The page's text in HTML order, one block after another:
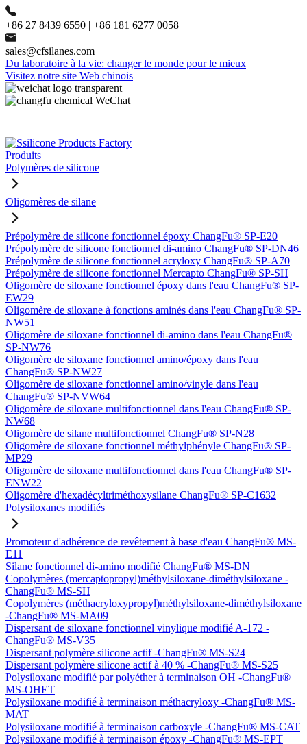
+86 27 8439 6550 | +86 181 6277 0058
sales@cfsilanes.com
Du laboratoire à la vie: changer le monde pour le mieux
Visitez notre site Web chinois
Produits
Polymères de silicone
Oligomères de silane
Prépolymère de silicone fonctionnel époxy ChangFu® SP-E20
Prépolymère de silicone fonctionnel di-amino ChangFu® SP-DN46
Prépolymère de silicone fonctionnel acryloxy ChangFu® SP-A70
Prépolymère de silicone fonctionnel Mercapto ChangFu® SP-SH
Oligomère de siloxane fonctionnel époxy dans l'eau ChangFu® SP-
EW29
Oligomère de siloxane à fonctions aminés dans l'eau ChangFu® SP-
NW51
Oligomère de siloxane fonctionnel di-amino dans l'eau ChangFu®
SP-NW76
Oligomère de siloxane fonctionnel amino/époxy dans l'eau
ChangFu® SP-NW27
Oligomère de siloxane fonctionnel amino/vinyle dans l'eau
ChangFu® SP-NVW64
Oligomère de siloxane multifonctionnel dans l'eau ChangFu® SP-
NW68
Oligomère de silane multifonctionnel ChangFu® SP-N28
Oligomère de siloxane fonctionnel méthylphényle ChangFu® SP-
MP29
Oligomère de siloxane multifonctionnel dans l'eau ChangFu® SP-
ENW22
Oligomère d'hexadécyltriméthoxysilane ChangFu® SP-C1632
Polysiloxanes modifiés
Promoteur d'adhérence de revêtement à base d'eau ChangFu® MS-
E11
Silane fonctionnel di-amino modifié ChangFu® MS-DN
Copolymères (mercaptopropyl)méthylsiloxane-diméthylsiloxane -
ChangFu® MS-SH
Copolymères (méthacryloxypropyl)méthylsiloxane-diméthylsiloxane
-ChangFu® MS-MA09
Dispersant de siloxane fonctionnel vinylique modifié A-172 -
ChangFu® MS-V35
Dispersant polymère silicone actif -ChangFu® MS-S24
Dispersant polymère silicone actif à 40 % -ChangFu® MS-S25
Polysiloxane modifié par polyéther à terminaison OH -ChangFu®
MS-OHET
Polysiloxane modifié à terminaison méthacryloxy -ChangFu® MS-
MAT
Polysiloxane modifié à terminaison carboxyle -ChangFu® MS-CAT
Polysiloxane modifié à terminaison époxy -ChangFu® MS-EPT